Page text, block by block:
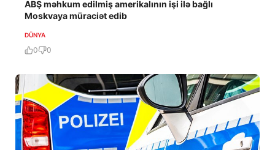
ABŞ məhkum edilmiş amerikalının işi ilə bağlı
Moskvaya müraciət edib
DÜNYA
0 0